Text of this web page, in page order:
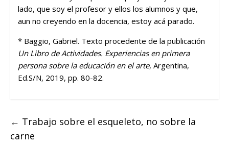
lado, que soy el profesor y ellos los alumnos y que,
aun no creyendo en la docencia, estoy acá parado.
* Baggio, Gabriel. Texto procedente de la publicación
Un Libro de Actividades. Experiencias en primera
persona sobre la educación en el arte, Argentina,
Ed.S/N, 2019, pp. 80-82.
← Trabajo sobre el esqueleto, no sobre la
carne